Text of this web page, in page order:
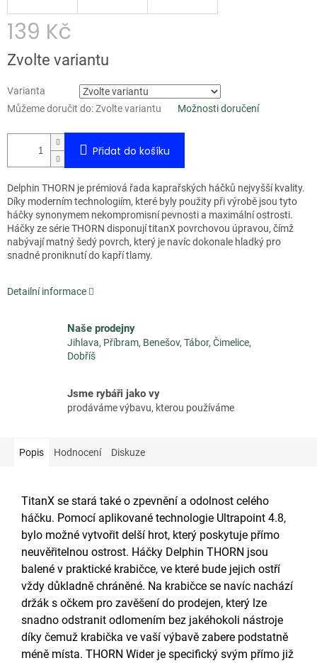
139 Kč
Měrná
cena:
Zvolte variantu
Varianta
Můžeme doručit do:Zvolte variantu Možnosti doručení
Přidat do košíku
Delphin THORN je prémiová řada kaprařských háčků nejvyšší kvality.
Díky moderním technologiím, které byly použity při výrobě jsou tyto
háčky synonymem nekompromisní pevnosti a maximální ostrosti.
Háčky ze série THORN disponují titanX povrchovou úpravou, čímž
nabývají matný šedý povrch, který je navíc dokonale hladký pro
snadné proniknutí do kapří tlamy.
Detailní informace
Naše prodejny
Jihlava, Příbram, Benešov, Tábor, Čimelice,
Dobříš
Jsme rybáři jako vy
prodáváme výbavu, kterou používáme
Popis Hodnocení Diskuze
TitanX se stará také o zpevnění a odolnost celého
háčku. Pomocí aplikované technologie Ultrapoint 4.8,
bylo možné vytvořit delší hrot, který poskytuje přímo
neuvěřitelnou ostrost. Háčky Delphin THORN jsou
balené v praktické krabičce, ve které bude jejich ostří
vždy důkladně chráněné. Na krabičce se navíc nachází
držák s očkem pro zavěšení do prodejen, který lze
snadno odstranit odlomením bez jakéhokoli nástroje
díky čemuž krabička ve vaší výbavě zabere podstatně
méně místa. THORN Wider je specifický svým přímo již